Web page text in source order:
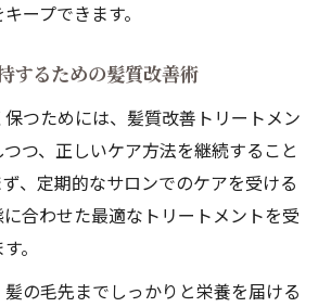
ープできます。
するための髪質改善術
つためには、髪質改善トリートメン
つ、正しいケア方法を継続すること
、定期的なサロンでのケアを受ける
合わせた最適なトリートメントを受
。
の毛先までしっかりと栄養を届ける